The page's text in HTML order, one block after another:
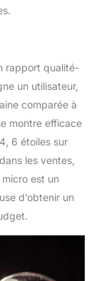
rapport qualité-
un utilisateur,
comparée à
montre efficace
6 étoiles sur
les ventes,
est un
d’obtenir un